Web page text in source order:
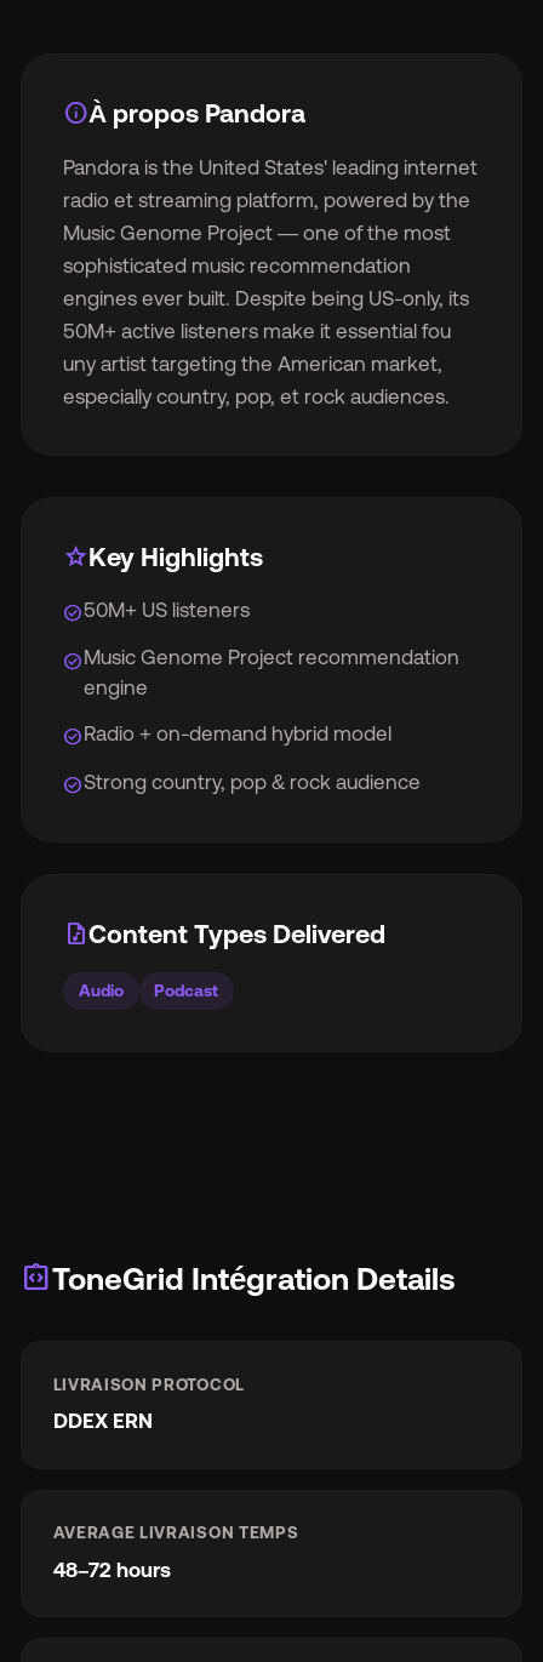
infoÀ propos Pandora
Pandora is the United States' leading internet
radio et streaming platform, powered by the
Music Genome Project — one of the most
sophisticated music recommendation
engines ever built. Despite being US-only, its
50M+ active listeners make it essential fou
uny artist targeting the American market,
especially country, pop, et rock audiences.
starKey Highlights
check_circle50M+ US listeners
check_circleMusic Genome Project recommendation
engine
check_circleRadio + on-demand hybrid model
check_circleStrong country, pop & rock audience
audio_fileContent Types Delivered
Audio Podcast
integration_instructionsToneGrid Intégration Details
LIVRAISON PROTOCOL
DDEX ERN
AVERAGE LIVRAISON TEMPS
48–72 hours